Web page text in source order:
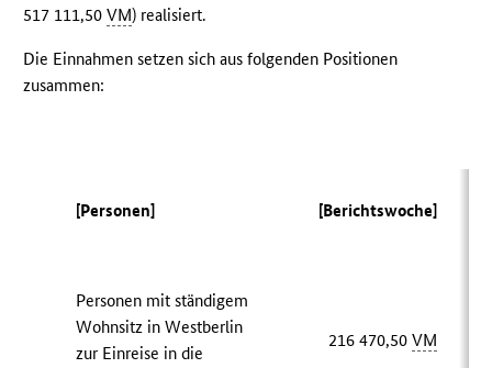
517 111,50VM) realisiert.
Die Einnahmen setzen sich aus folgenden Positionen
zusammen:
[Personen] [Berichtswoche]
Personen mit ständigem
Wohnsitz in Westberlin
zur Einreise in die
216 470,50VM